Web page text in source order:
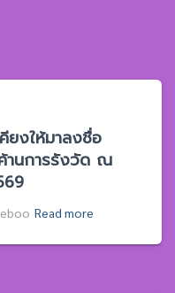
ยงให้มาลงชื่อ
านการรังวัด ณ
Read more